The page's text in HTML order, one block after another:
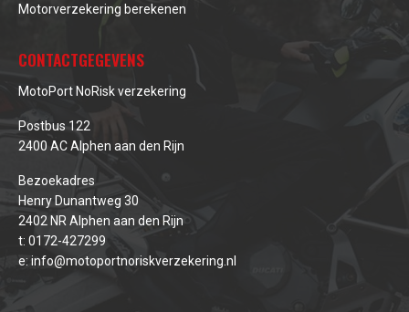
Motorverzekering berekenen
CONTACTGEGEVENS
MotoPort NoRisk verzekering
Postbus 122
2400 AC Alphen aan den Rijn
Bezoekadres
Henry Dunantweg 30
2402 NR Alphen aan den Rijn
t: 0172-427299
e: info@motoportnoriskverzekering.nl